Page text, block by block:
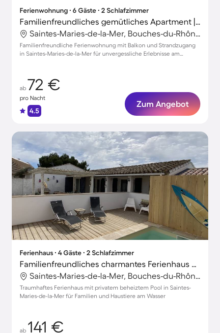
Ferienwohnung ∙ 6 Gäste ∙ 2 Schlafzimmer
Familienfreundliches gemütliches Apartment | Nah am Strand
Saintes-Maries-de-la-Mer, Bouches-du-Rhône, Frankreich
Familienfreundliche Ferienwohnung mit Balkon und Strandzugang
in Saintes-Maries-de-la-Mer für unvergessliche Erlebnisse am
ab 72 €
pro Nacht
4.5
Zum Angebot
Ferienhaus ∙ 4 Gäste ∙ 2 Schlafzimmer
Familienfreundliches charmantes Ferienhaus mit Grill, privatem Pool und Garten | Naturblick | Hunde erlaubt
Saintes-Maries-de-la-Mer, Bouches-du-Rhône, Frankreich
Traumhaftes Ferienhaus mit privatem beheiztem Pool in Saintes-
Maries-de-la-Mer für Familien und Haustiere am Wasser
ab 141 €